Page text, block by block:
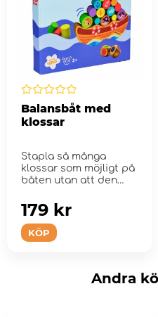
Balansbåt med
klossar
Stapla så många
klossar som möjligt på
båten utan att den
KÖP
179 kr
Andra